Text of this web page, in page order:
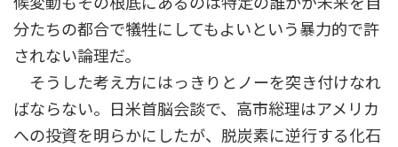
分たちの都合で犠牲にしてもよいという暴力的で許
されない論理だ。
そうした考え方にはっきりとノーを突き付けなれ
ばならない。日米首脳会談で、高市総理はアメリカ
への投資を明らかにしたが、脱炭素に逆行する化石